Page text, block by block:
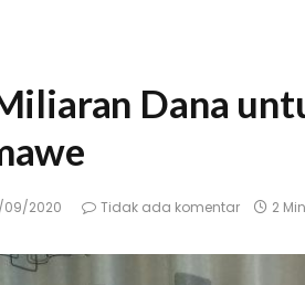
Dana
09/2020 Tidak ada komentar 2